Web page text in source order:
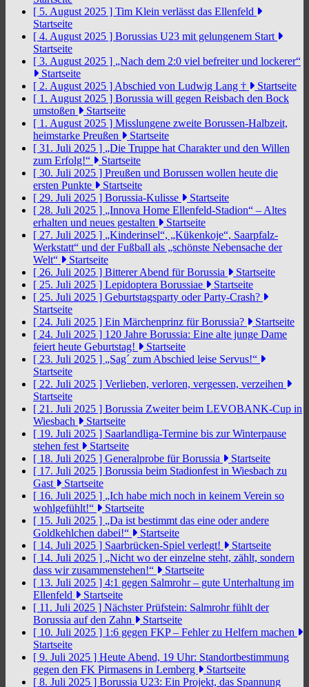
[ 5. August 2025 ] Tim Klein verlässt das Ellenfeld
Startseite
[ 4. August 2025 ] Borussias U23 mit gelungenem Start
Startseite
[ 3. August 2025 ] „Nach dem 2:0 viel befreiter und lockerer“
Startseite
[ 2. August 2025 ] Abschied von Ludwig Lang †
Startseite
[ 1. August 2025 ] Borussia will gegen Reisbach den Bock
umstoßen
Startseite
[ 1. August 2025 ] Misslungene zweite Borussen-Halbzeit,
heimstarke Preußen
Startseite
[ 31. Juli 2025 ] „Die Truppe hat Charakter und den Willen
zum Erfolg!“
Startseite
[ 30. Juli 2025 ] Preußen und Borussen wollen heute die
ersten Punkte
Startseite
[ 29. Juli 2025 ] Borussia-Kulisse
Startseite
[ 28. Juli 2025 ] „Innova Home Ellenfeld-Stadion“ – Altes
erhalten und neues gestalten
Startseite
[ 27. Juli 2025 ] „Kinderinsel“, „Kükenkoje“, Saarpfalz-
Werkstatt“ und der Fußball als „schönste Nebensache der
Welt“
Startseite
[ 26. Juli 2025 ] Bitterer Abend für Borussia
Startseite
[ 25. Juli 2025 ] Lepidoptera Borussiae
Startseite
[ 25. Juli 2025 ] Geburtstagsparty oder Party-Crash?
Startseite
[ 24. Juli 2025 ] Ein Märchenprinz für Borussia?
Startseite
[ 24. Juli 2025 ] 120 Jahre Borussia: Eine alte junge Dame
feiert heute Geburtstag!
Startseite
[ 23. Juli 2025 ] „Sag´ zum Abschied leise Servus!“
Startseite
[ 22. Juli 2025 ] Verlieben, verloren, vergessen, verzeihen
Startseite
[ 21. Juli 2025 ] Borussia Zweiter beim LEVOBANK-Cup in
Wiesbach
Startseite
[ 19. Juli 2025 ] Saarlandliga-Termine bis zur Winterpause
stehen fest
Startseite
[ 18. Juli 2025 ] Generalprobe für Borussia
Startseite
[ 17. Juli 2025 ] Borussia beim Stadionfest in Wiesbach zu
Gast
Startseite
[ 16. Juli 2025 ] „Ich habe mich noch in keinem Verein so
wohlgefühlt!“
Startseite
[ 15. Juli 2025 ] „Da ist bestimmt das eine oder andere
Goldkehlchen dabei!“
Startseite
[ 14. Juli 2025 ] Saarbrücken-Spiel verlegt!
Startseite
[ 14. Juli 2025 ] „Nicht wo der einzelne steht, zählt, sondern
dass wir zusammenstehen!“
Startseite
[ 13. Juli 2025 ] 4:1 gegen Salmrohr – gute Unterhaltung im
Ellenfeld
Startseite
[ 11. Juli 2025 ] Nächster Prüfstein: Salmrohr fühlt der
Borussia auf den Zahn
Startseite
[ 10. Juli 2025 ] 1:6 gegen FKP – Fehler zu Helfern machen
Startseite
[ 9. Juli 2025 ] Heute Abend, 19 Uhr: Standortbestimmung
gegen den FK Pirmasens in Lemberg
Startseite
[ 8. Juli 2025 ] Borussia U23: Ein Projekt, das Spannung